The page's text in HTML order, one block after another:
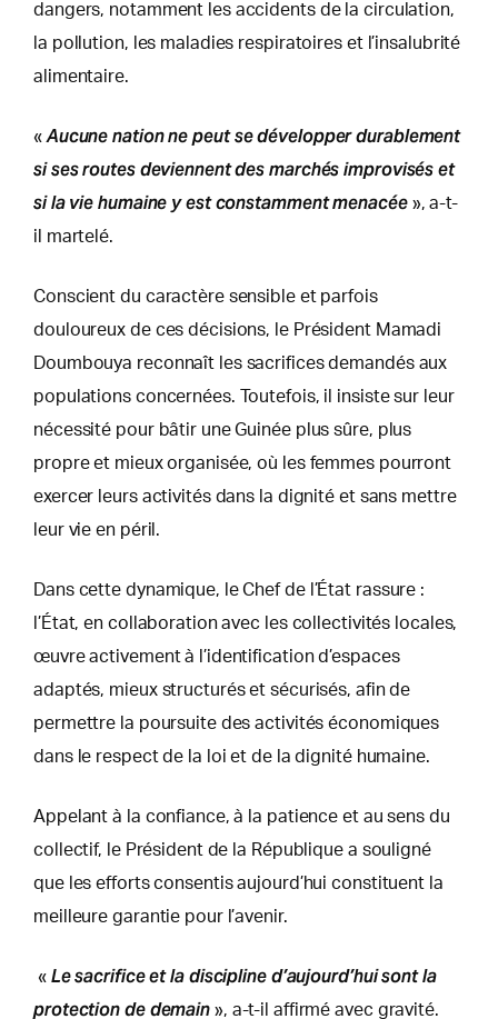
dangers, notamment les accidents de la circulation,
la pollution, les maladies respiratoires et l’insalubrité
alimentaire.
«Aucune nation ne peut se développer durablement
si ses routes deviennent des marchés improvisés et
si la vie humaine y est constamment menacée », a-t-
il martelé.
Conscient du caractère sensible et parfois
douloureux de ces décisions, le Président Mamadi
Doumbouya reconnaît les sacrifices demandés aux
populations concernées. Toutefois, il insiste sur leur
nécessité pour bâtir une Guinée plus sûre, plus
propre et mieux organisée, où les femmes pourront
exercer leurs activités dans la dignité et sans mettre
leur vie en péril.
Dans cette dynamique, le Chef de l’État rassure :
l’État, en collaboration avec les collectivités locales,
œuvre activement à l’identification d’espaces
adaptés, mieux structurés et sécurisés, afin de
permettre la poursuite des activités économiques
dans le respect de la loi et de la dignité humaine.
Appelant à la confiance, à la patience et au sens du
collectif, le Président de la République a souligné
que les efforts consentis aujourd’hui constituent la
meilleure garantie pour l’avenir.
« Le sacrifice et la discipline d’aujourd’hui sont la
protection de demain », a-t-il affirmé avec gravité.